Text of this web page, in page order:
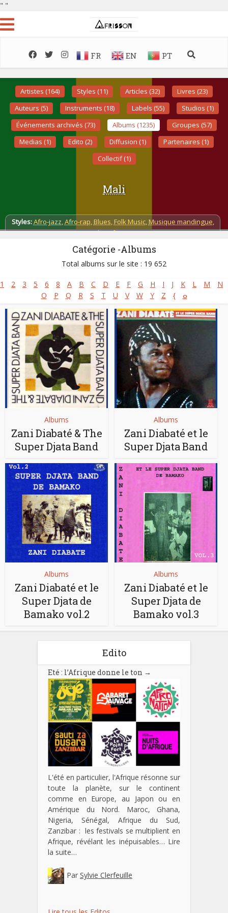
" "
FR EN PT
Artistes (164) Styles (11) Articles (32)
Livres (23)
Auteurs (5)
Instruments (18) Labels (55)
Studios (1)
Événements archivés (73)
Albums (1235)
Groupes (57)
Medias (1)
Edito (2) Diffusion (1)
Partenaires (1)
Collectif (1)
Mali
Styles:Afro-jazz,Afro-rap, Blues, Folk Music, Musique mandingue,
Salsa africaine
http://www.mali-music.com Thème :
Catégorie -Albums
Total albums sur le site : 19 652
1 2 3 5 6 8 A B C D E F G H I J K L M
N
O
P Q R S T U V W Y Z { ⴰ
Albums
Zani Diabaté & The
Super Djata Band
Albums
Zani Diabaté et le
Super Djata Band
Albums
Zani Diabaté et le
Super Djata de
Bamako vol.2
Albums
Zani Diabaté et le
Super Djata de
Bamako vol.3
Edito
Eté : l’Afrique donne le ton →
L'été en particulier, l'Afrique résonne sur
toute la planète, sur le continent
comme en Europe, au Japon ou en
Amérique du Nord. Maroc, Ghana,
Nigeria, Sénégal, Afrique du Sud,
Zanzibar : les festivals se multiplient en
Afrique, révélant les inépuisables… Lire
la suite…
Par Sylvie Clerfeuille